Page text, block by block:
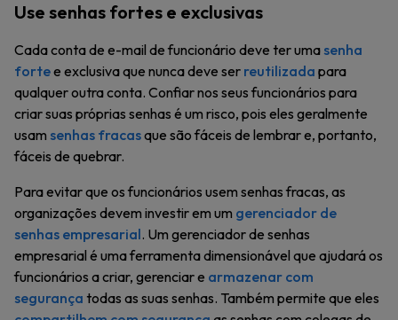
Use senhas fortes e exclusivas
Cada conta de e-mail de funcionário deve ter uma senha
fortee exclusiva que nunca deve ser reutilizada para
qualquer outra conta. Confiar nos seus funcionários para
criar suas próprias senhas é um risco, pois eles geralmente
usam senhas fracasque são fáceis de lembrar e, portanto,
fáceis de quebrar.
Para evitar que os funcionários usem senhas fracas, as
organizações devem investir em um gerenciador de
senhas empresarial. Um gerenciador de senhas
empresarial é uma ferramenta dimensionável que ajudará os
funcionários a criar, gerenciar e armazenar com
segurança todas as suas senhas. Também permite que eles